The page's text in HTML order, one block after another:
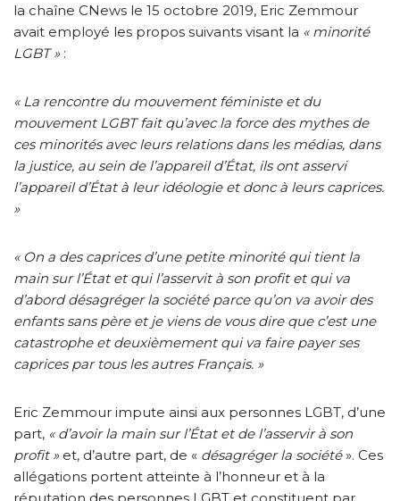
la chaîne CNews le 15 octobre 2019, Eric Zemmour
avait employé les propos suivants visant la « minorité
LGBT »:
« La rencontre du mouvement féministe et du
mouvement LGBT fait qu’avec la force des mythes de
ces minorités avec leurs relations dans les médias, dans
la justice, au sein de l’appareil d’État, ils ont asservi
l’appareil d’État à leur idéologie et donc à leurs caprices.
»
« On a des caprices d’une petite minorité qui tient la
main sur l’État et qui l’asservit à son profit et qui va
d’abord désagréger la société parce qu’on va avoir des
enfants sans père et je viens de vous dire que c’est une
catastrophe et deuxièmement qui va faire payer ses
caprices par tous les autres Français. »
Eric Zemmour impute ainsi aux personnes LGBT, d’une
part, « d’avoir la main sur l’État et de l’asservir à son
profit »et, d’autre part, de « désagréger la société». Ces
allégations portent atteinte à l’honneur et à la
réputation des personnes LGBT et constituent par